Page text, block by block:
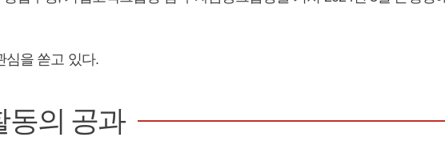
심을 쏟고 있다.
동의 공과